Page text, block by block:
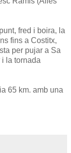
fred i boira, la
fins a Costitx,
per pujar a Sa
la tornada
65 km. amb una